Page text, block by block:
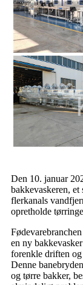
Den 10. januar
bakkevaskeren,
flerkanals
opretholde
​​en ny
forenkle driften
Denne
og tørre bakker,